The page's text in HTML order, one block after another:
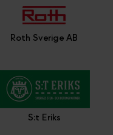
Roth Sverige AB
S:t Eriks